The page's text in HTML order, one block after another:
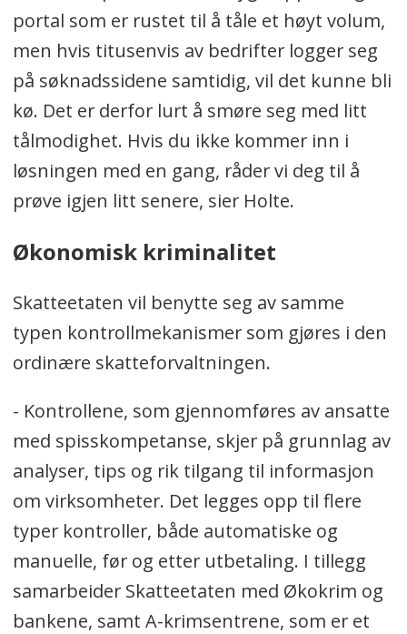
portal som er rustet til å tåle et høyt volum,
men hvis titusenvis av bedrifter logger seg
på søknadssidene samtidig, vil det kunne bli
kø. Det er derfor lurt å smøre seg med litt
tålmodighet. Hvis du ikke kommer inn i
løsningen med en gang, råder vi deg til å
prøve igjen litt senere, sier Holte.
Økonomisk kriminalitet
Skatteetaten vil benytte seg av samme
typen kontrollmekanismer som gjøres i den
ordinære skatteforvaltningen.
- Kontrollene, som gjennomføres av ansatte
med spisskompetanse, skjer på grunnlag av
analyser, tips og rik tilgang til informasjon
om virksomheter. Det legges opp til flere
typer kontroller, både automatiske og
manuelle, før og etter utbetaling. I tillegg
samarbeider Skatteetaten med Økokrim og
bankene, samt A-krimsentrene, som er et